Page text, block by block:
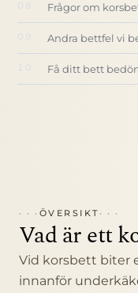
Frågor om
Andra bettfel vi
Få ditt bett
ÖVERSIKT
Vad är ett
Vid korsbett biter
innanför